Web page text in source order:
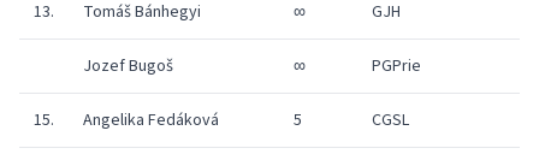
13. Tomáš Bánhegyi ∞ GJH
Jozef Bugoš ∞ PGPrie
15. Angelika Fedáková 5 CGSL